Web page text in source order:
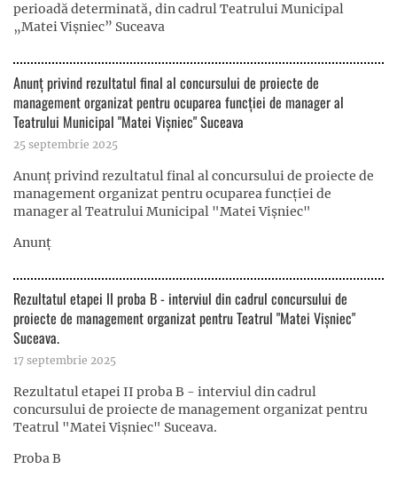
perioadă determinată, din cadrul Teatrului Municipal
„Matei Vişniec” Suceava
Anunț privind rezultatul final al concursului de proiecte de
management organizat pentru ocuparea funcției de manager al
Teatrului Municipal "Matei Vișniec" Suceava
25 septembrie 2025
Anunț privind rezultatul final al concursului de proiecte de
management organizat pentru ocuparea funcției de
manager al Teatrului Municipal "Matei Vișniec"
Anunț
Rezultatul etapei II proba B - interviul din cadrul concursului de
proiecte de management organizat pentru Teatrul "Matei Vișniec"
Suceava.
17 septembrie 2025
Rezultatul etapei II proba B - interviul din cadrul
concursului de proiecte de management organizat pentru
Teatrul "Matei Vișniec" Suceava.
Proba B